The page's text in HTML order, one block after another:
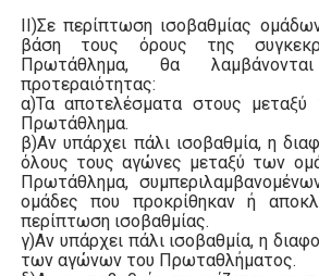
ΙΙ)Σε περίπτωση ισοβαθμίας
βάση τους όρους της
Πρωτάθλημα, θα
προτεραιότητας:
α)Τα αποτελέσματα στους
Πρωτάθλημα.
β)Αν υπάρχει πάλι ισοβαθμία, η
όλους τους αγώνες μεταξύ των
Πρωτάθλημα,
ομάδες που προκρίθηκαν ή
περίπτωση ισοβαθμίας.
γ)Αν υπάρχει πάλι ισοβαθμία, η
των αγώνων του Πρωταθλήματος.